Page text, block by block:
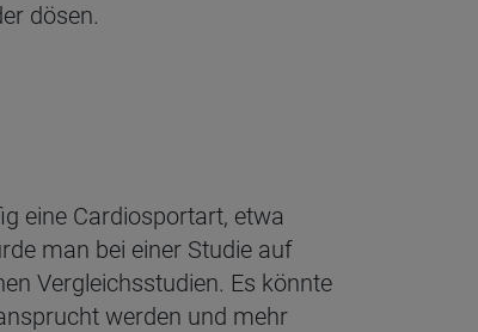
dösen.
eine Cardiosportart, etwa
man bei einer Studie auf
Vergleichsstudien. Es könnte
werden und mehr